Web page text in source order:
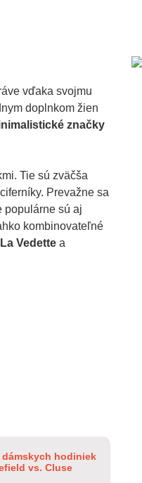
vďaka svojmu
doplnkom žien
značky
Tie sú zväčša
Prevažne sa
populárne sú aj
kombinovateľné
La Vedette a
dámskych hodiniek
vs. Cluse